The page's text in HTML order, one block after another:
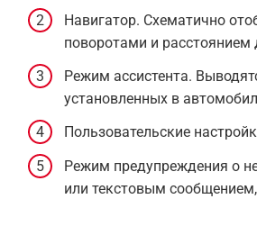
Навигатор. Схематично
поворотами и расстоянием
Режим ассистента.
установленных в
Пользовательские
Режим предупреждения о
или текстовым